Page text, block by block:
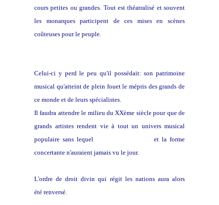
cours petites ou grandes. Tout est théatralisé et souvent
les monarques participent de ces mises en scènes
coûteuses pour le peuple.
Celui-ci y perd le peu qu'il possédait: son patrimoine
musical qu'atteint de plein fouet le mépris des grands de
ce monde et de leurs spécialistes.
Il faudra attendre le milieu du XXème siècle pour que de
grands artistes rendent vie à tout un univers musical
populaire sans lequel
et la forme
concertante n'auraient jamais vu le jour.
L'ordre de droit divin qui régit les nations aura alors
été renversé.